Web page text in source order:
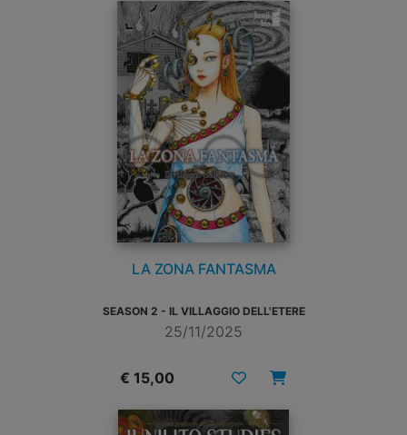
LA ZONA FANTASMA
SEASON 2 - IL VILLAGGIO DELL'ETERE
25/11/2025
€ 15,00